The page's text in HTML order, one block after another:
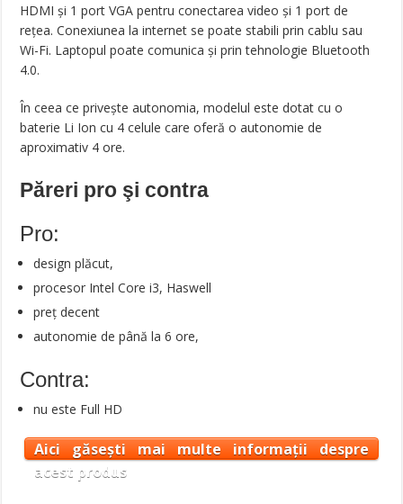
HDMI și 1 port VGA pentru conectarea video și 1 port de
rețea. Conexiunea la internet se poate stabili prin cablu sau
Wi-Fi. Laptopul poate comunica și prin tehnologie Bluetooth
4.0.
În ceea ce privește autonomia, modelul este dotat cu o
baterie Li Ion cu 4 celule care oferă o autonomie de
aproximativ 4 ore.
Păreri pro şi contra
Pro:
design plăcut,
procesor Intel Core i3, Haswell
preț decent
autonomie de până la 6 ore,
Contra:
nu este Full HD
Aici găsești mai multe informații despre
acest produs